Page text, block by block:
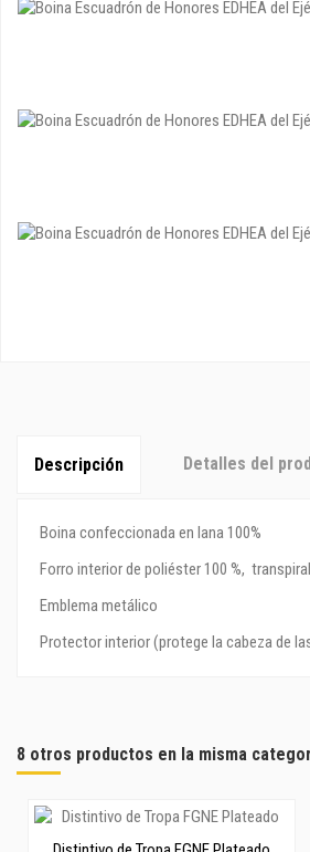
Descripción Detalles del
Boina confeccionada en lana 100%
Forro interior de poliéster 100 %,
Emblema metálico
Protector interior (protege la cabeza de
8 otros productos en la misma